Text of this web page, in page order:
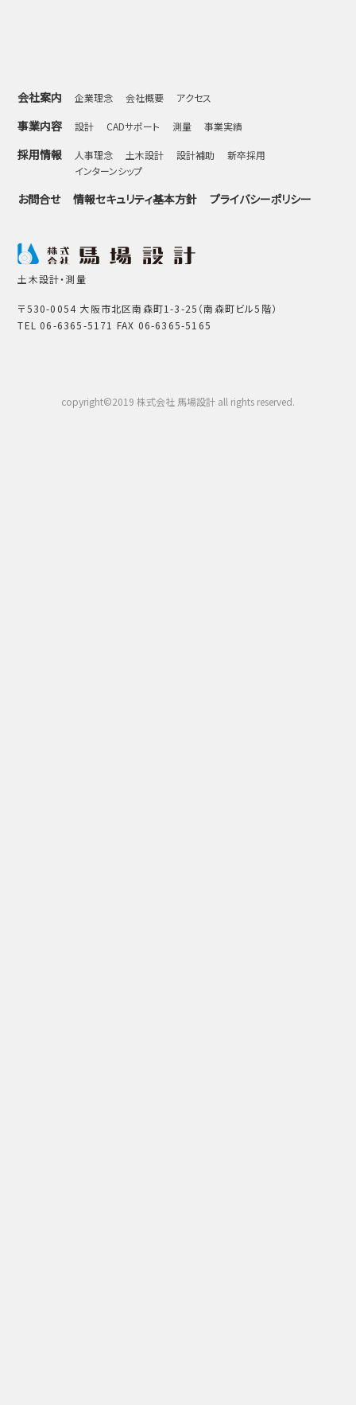
土木設計・測量
〒530-0054 大阪市北区南森町1-3-25（南森町ビル5階）
TEL 06-6365-5171 FAX 06-6365-5165
会社案内 企業理念 会社概要 アクセス
事業内容 設計 CADサポート 測量 事業実績
採用情報 人事理念 土木設計 設計補助
新卒採用
インターンシップ
お問合せ 情報セキュリティ基本方針 プライバシーポリシー
copyright©2019 株式会社 馬場設計 all rights reserved.